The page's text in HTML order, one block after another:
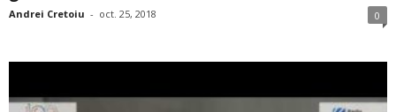
Andrei Cretoiu - oct. 25, 2018 0